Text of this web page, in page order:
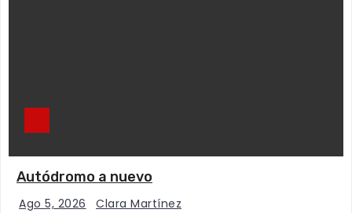
Autódromo a nuevo
Ago 5, 2026 Clara Martínez